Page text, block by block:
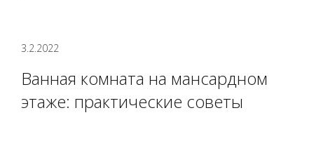
3.2.2022
Ванная комната на мансардном
этаже: практические советы